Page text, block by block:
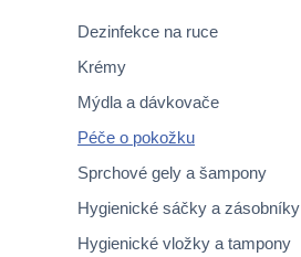
Dezinfekce na ruce
Krémy
Mýdla a dávkovače
Péče o pokožku
Sprchové gely a šampony
Hygienické sáčky a zásobníky
Hygienické vložky a tampony